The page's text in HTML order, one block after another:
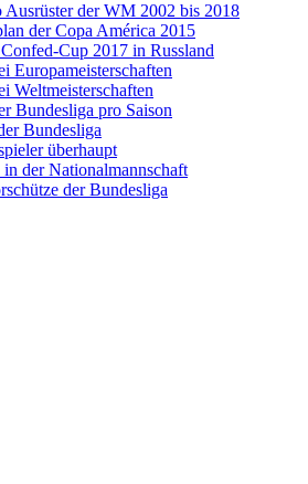
Ausrüster der WM 2002 bis 2018
der Copa América 2015
Cup 2017 in Russland
Europameisterschaften
Weltmeisterschaften
Bundesliga pro Saison
Bundesliga
überhaupt
der Nationalmannschaft
der Bundesliga